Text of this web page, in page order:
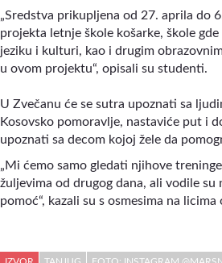
„Sredstva prikupljena od 27. aprila do
projekta letnje škole košarke, škole
jeziku i kulturi, kao i drugim
u ovom projektu“, opisali su studenti.
U Zvečanu će se sutra upoznati sa
Kosovsko pomoravlje, nastaviće put i
upoznati sa decom kojoj žele da
„Mi ćemo samo gledati njihove
žuljevima od drugog dana, ali vodile su
pomoć“, kazali su s osmesima na licima